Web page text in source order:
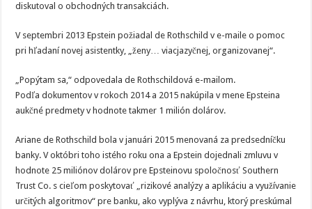
diskutoval o obchodných transakciách.
V septembri 2013 Epstein požiadal de Rothschild v e-maile o pomoc
pri hľadaní novej asistentky, „ženy… viacjazyčnej, organizovanej“.
„Popýtam sa,“ odpovedala de Rothschildová e-mailom.
Podľa dokumentov v rokoch 2014 a 2015 nakúpila v mene Epsteina
aukčné predmety v hodnote takmer 1 milión dolárov.
Ariane de Rothschild bola v januári 2015 menovaná za predsedníčku
banky. V októbri toho istého roku ona a Epstein dojednali zmluvu v
hodnote 25 miliónov dolárov pre Epsteinovu spoločnosť Southern
Trust Co. s cieľom poskytovať „rizikové analýzy a aplikáciu a využívanie
určitých algoritmov“ pre banku, ako vyplýva z návrhu, ktorý preskúmal